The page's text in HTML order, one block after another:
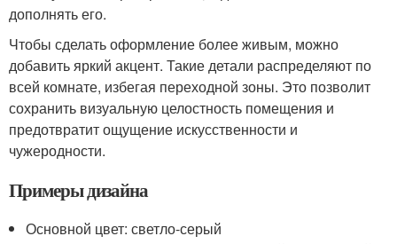
дополнять его.
Чтобы сделать оформление более живым, можно
добавить яркий акцент. Такие детали распределяют по
всей комнате, избегая переходной зоны. Это позволит
сохранить визуальную целостность помещения и
предотвратит ощущение искусственности и
чужеродности.
Примеры дизайна
Основной цвет: светло-серый